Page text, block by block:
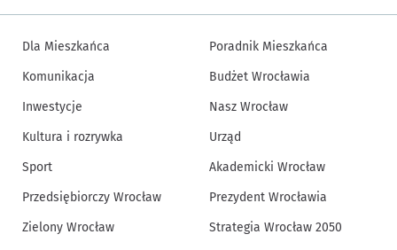
Dla Mieszkańca
Komunikacja
Inwestycje
Kultura i rozrywka
Sport
Przedsiębiorczy Wrocław
Zielony Wrocław
Poradnik Mieszkańca
Budżet Wrocławia
Nasz Wrocław
Urząd
Akademicki Wrocław
Prezydent Wrocławia
Strategia Wrocław 2050